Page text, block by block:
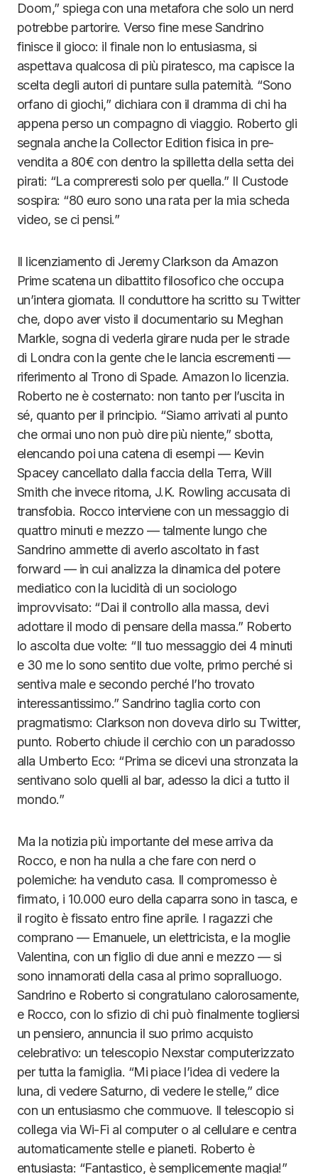
Doom,” spiega con una metafora che solo un nerd
potrebbe partorire. Verso fine mese Sandrino
finisce il gioco: il finale non lo entusiasma, si
aspettava qualcosa di più piratesco, ma capisce la
scelta degli autori di puntare sulla paternità. “Sono
orfano di giochi,” dichiara con il dramma di chi ha
appena perso un compagno di viaggio. Roberto gli
segnala anche la Collector Edition fisica in pre-
vendita a 80€ con dentro la spilletta della setta dei
pirati: “La compreresti solo per quella.” Il Custode
sospira: “80 euro sono una rata per la mia scheda
video, se ci pensi.”
Il licenziamento di Jeremy Clarkson da Amazon
Prime scatena un dibattito filosofico che occupa
un’intera giornata. Il conduttore ha scritto su Twitter
che, dopo aver visto il documentario su Meghan
Markle, sogna di vederla girare nuda per le strade
di Londra con la gente che le lancia escrementi —
riferimento al Trono di Spade. Amazon lo licenzia.
Roberto ne è costernato: non tanto per l’uscita in
sé, quanto per il principio. “Siamo arrivati al punto
che ormai uno non può dire più niente,” sbotta,
elencando poi una catena di esempi — Kevin
Spacey cancellato dalla faccia della Terra, Will
Smith che invece ritorna, J.K. Rowling accusata di
transfobia. Rocco interviene con un messaggio di
quattro minuti e mezzo — talmente lungo che
Sandrino ammette di averlo ascoltato in fast
forward — in cui analizza la dinamica del potere
mediatico con la lucidità di un sociologo
improvvisato: “Dai il controllo alla massa, devi
adottare il modo di pensare della massa.” Roberto
lo ascolta due volte: “Il tuo messaggio dei 4 minuti
e 30 me lo sono sentito due volte, primo perché si
sentiva male e secondo perché l’ho trovato
interessantissimo.” Sandrino taglia corto con
pragmatismo: Clarkson non doveva dirlo su Twitter,
punto. Roberto chiude il cerchio con un paradosso
alla Umberto Eco: “Prima se dicevi una stronzata la
sentivano solo quelli al bar, adesso la dici a tutto il
mondo.”
Ma la notizia più importante del mese arriva da
Rocco, e non ha nulla a che fare con nerd o
polemiche: ha venduto casa. Il compromesso è
firmato, i 10.000 euro della caparra sono in tasca, e
il rogito è fissato entro fine aprile. I ragazzi che
comprano — Emanuele, un elettricista, e la moglie
Valentina, con un figlio di due anni e mezzo — si
sono innamorati della casa al primo sopralluogo.
Sandrino e Roberto si congratulano calorosamente,
e Rocco, con lo sfizio di chi può finalmente togliersi
un pensiero, annuncia il suo primo acquisto
celebrativo: un telescopio Nexstar computerizzato
per tutta la famiglia. “Mi piace l’idea di vedere la
luna, di vedere Saturno, di vedere le stelle,” dice
con un entusiasmo che commuove. Il telescopio si
collega via Wi-Fi al computer o al cellulare e centra
automaticamente stelle e pianeti. Roberto è
entusiasta: “Fantastico, è semplicemente magia!”